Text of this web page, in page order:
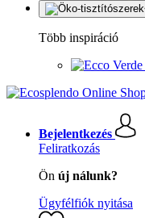
Több inspiráció
Bejelentkezés
Feliratkozás
Ön új nálunk?
Ügyfélfiók nyitása